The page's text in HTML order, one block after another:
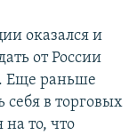
оказался и
от России
Еще раньше
в торговых
то, что